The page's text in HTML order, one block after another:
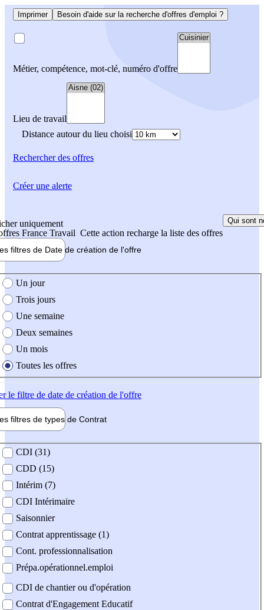
Imprimer Besoin d'aide sur la recherche d'offres d'emploi ?
Métier, compétence, mot-clé, numéro d'offre
Lieu de travail
Distance autour du lieu choisi
Rechercherdes offres
uniquement
France Travail Cette action recharge la liste des offres
Qui sont
filtres de Date de création de l'offre
création de l'offre
Un jour
Trois jours
Une semaine
Deux semaines
Un mois
Toutes les offres
le filtre de date de création de l'offre
filtres de types de Contrat
contrat
CDI (31)
CDD (15)
Intérim (7)
CDI Intérimaire
Saisonnier
Contrat apprentissage (1)
Cont. professionnalisation
Prépa.opérationnel.emploi
CDI de chantier ou d'opération
Contrat d'Engagement Educatif
Créer une alerte